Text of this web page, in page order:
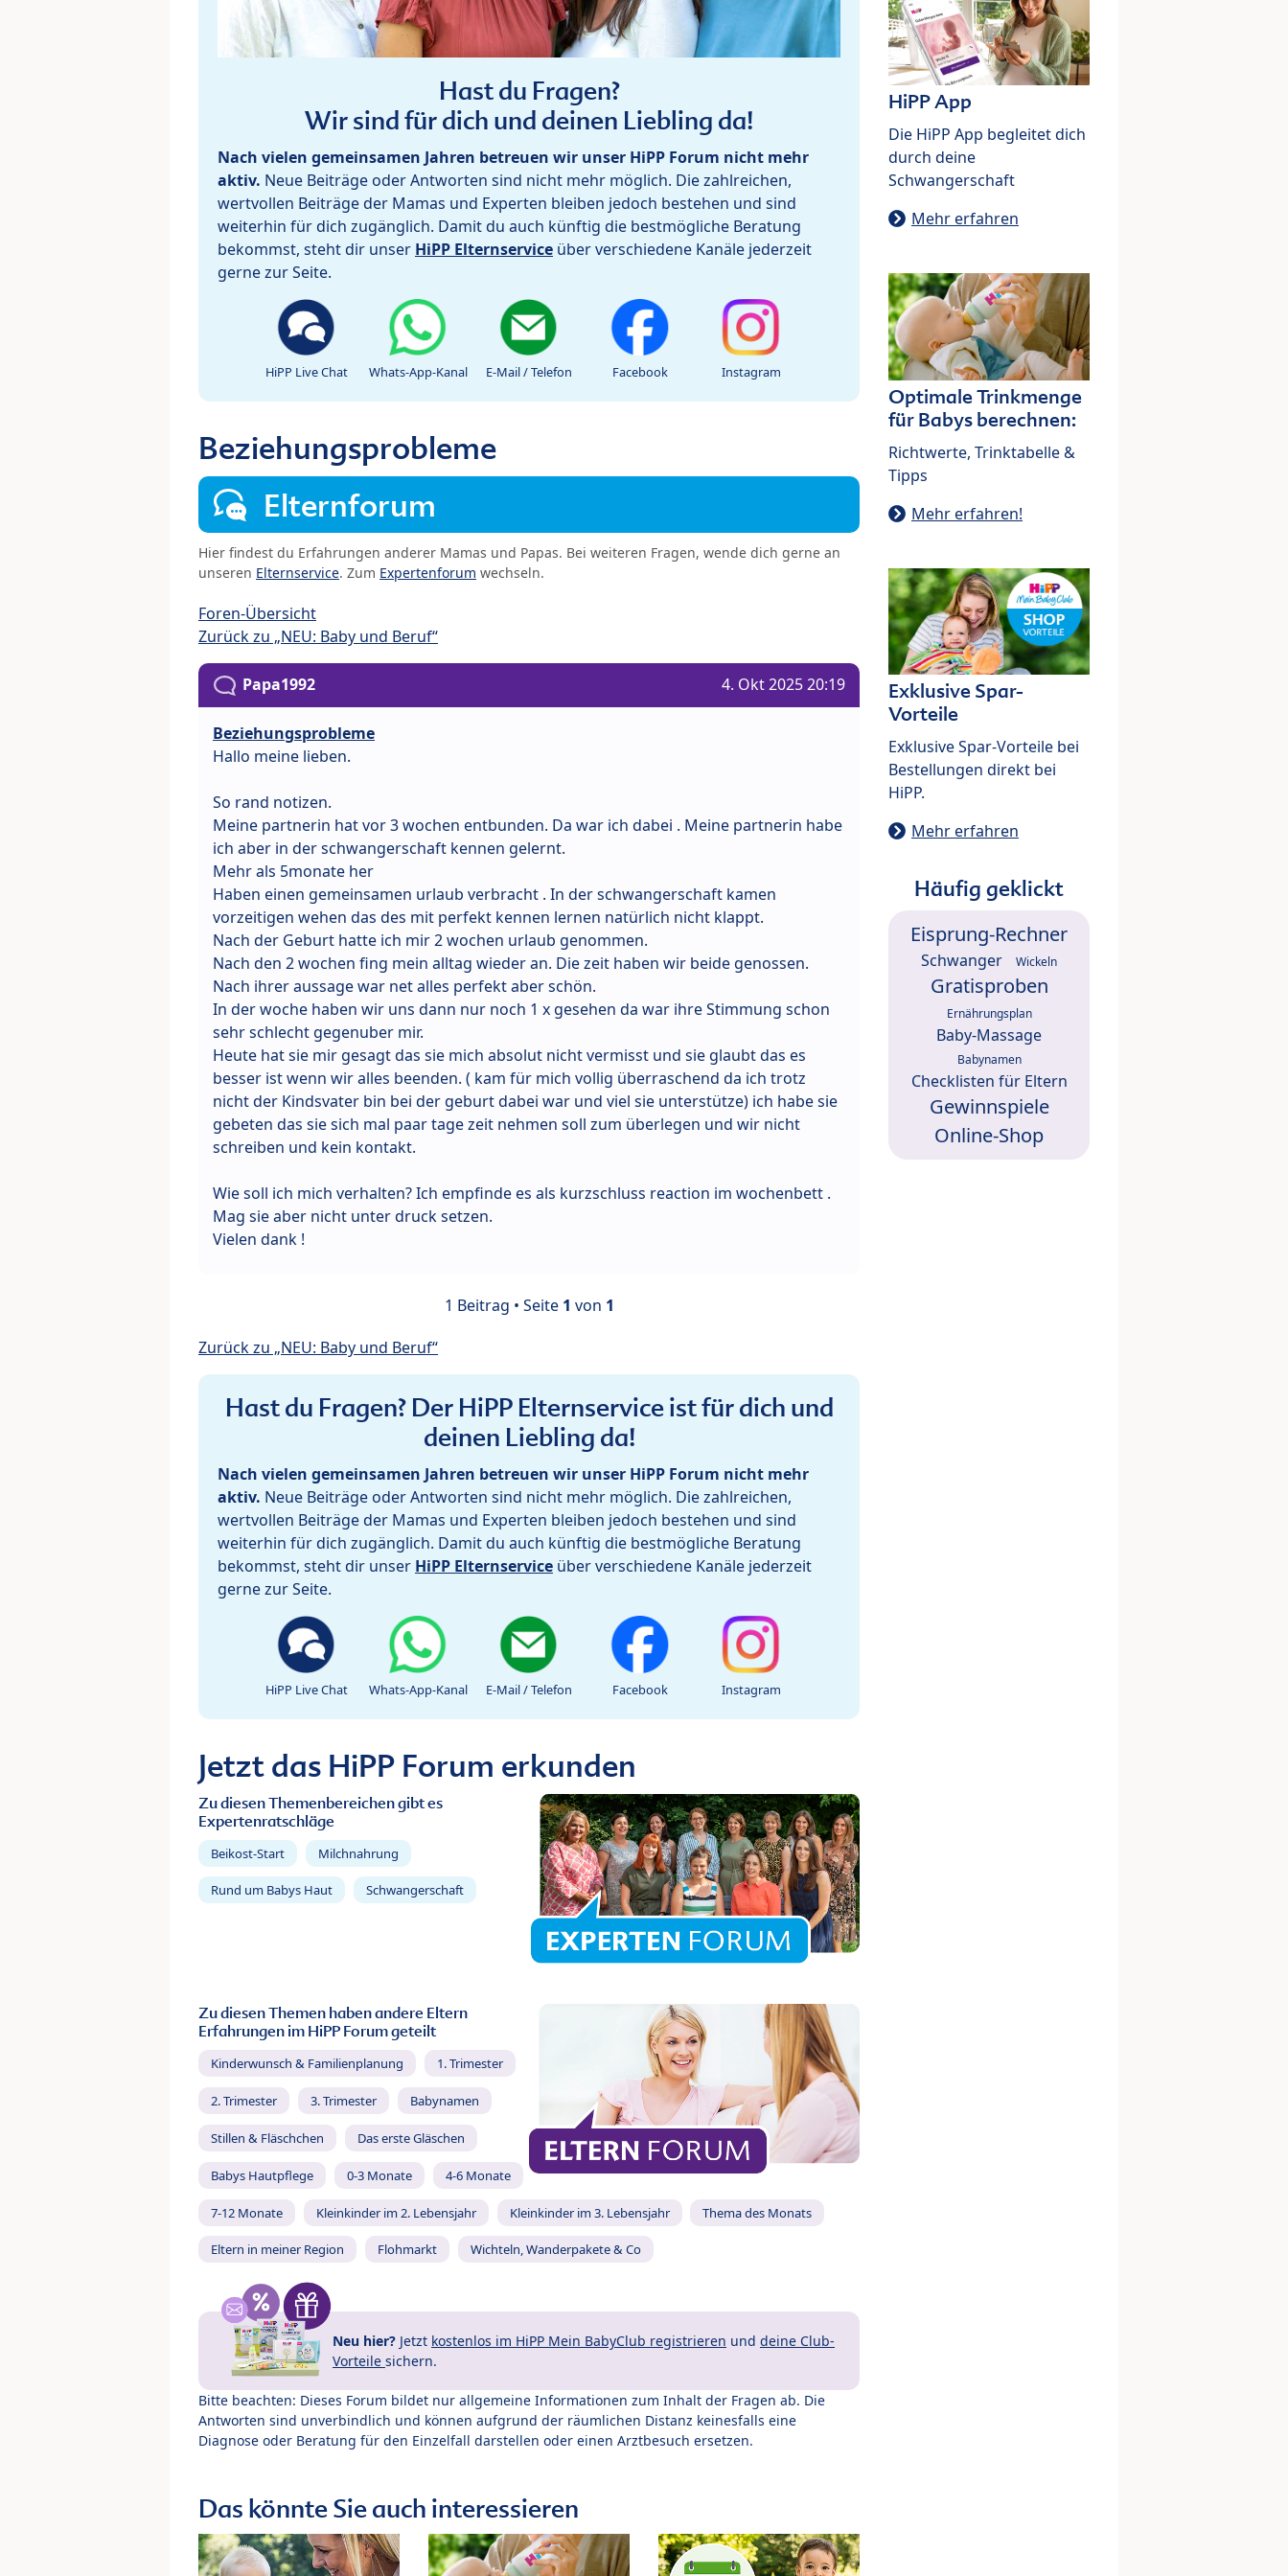
Hast du Fragen?
Wir sind für dich und deinen Liebling da!
Nach vielen gemeinsamen Jahren betreuen wir unser HiPP Forum nicht mehr
aktiv. Neue Beiträge oder Antworten sind nicht mehr möglich. Die zahlreichen,
wertvollen Beiträge der Mamas und Experten bleiben jedoch bestehen und sind
weiterhin für dich zugänglich. Damit du auch künftig die bestmögliche Beratung
bekommst, steht dir unser HiPP Elternservice über verschiedene Kanäle jederzeit
gerne zur Seite.
HiPP Live Chat Whats-App-Kanal E-Mail / Telefon Facebook Instagram
Beziehungsprobleme
Elternforum
Hier findest du Erfahrungen anderer Mamas und Papas. Bei weiteren Fragen, wende dich gerne an
unseren Elternservice. Zum Expertenforum wechseln.
Foren-Übersicht
Zurück zu „NEU: Baby und Beruf“
Papa1992 4. Okt 2025 20:19
Beziehungsprobleme
Hallo meine lieben.
So rand notizen.
Meine partnerin hat vor 3 wochen entbunden. Da war ich dabei . Meine partnerin habe
ich aber in der schwangerschaft kennen gelernt.
Mehr als 5monate her
Haben einen gemeinsamen urlaub verbracht . In der schwangerschaft kamen
vorzeitigen wehen das des mit perfekt kennen lernen natürlich nicht klappt.
Nach der Geburt hatte ich mir 2 wochen urlaub genommen.
Nach den 2 wochen fing mein alltag wieder an. Die zeit haben wir beide genossen.
Nach ihrer aussage war net alles perfekt aber schön.
In der woche haben wir uns dann nur noch 1 x gesehen da war ihre Stimmung schon
sehr schlecht gegenuber mir.
Heute hat sie mir gesagt das sie mich absolut nicht vermisst und sie glaubt das es
besser ist wenn wir alles beenden. ( kam für mich vollig überraschend da ich trotz
nicht der Kindsvater bin bei der geburt dabei war und viel sie unterstütze) ich habe sie
gebeten das sie sich mal paar tage zeit nehmen soll zum überlegen und wir nicht
schreiben und kein kontakt.
Wie soll ich mich verhalten? Ich empfinde es als kurzschluss reaction im wochenbett .
Mag sie aber nicht unter druck setzen.
Vielen dank !
1 Beitrag • Seite 1 von 1
Zurück zu „NEU: Baby und Beruf“
Hast du Fragen? Der HiPP Elternservice ist für dich und
deinen Liebling da!
Nach vielen gemeinsamen Jahren betreuen wir unser HiPP Forum nicht mehr
aktiv. Neue Beiträge oder Antworten sind nicht mehr möglich. Die zahlreichen,
wertvollen Beiträge der Mamas und Experten bleiben jedoch bestehen und sind
weiterhin für dich zugänglich. Damit du auch künftig die bestmögliche Beratung
bekommst, steht dir unser HiPP Elternservice über verschiedene Kanäle jederzeit
gerne zur Seite.
HiPP Live Chat Whats-App-Kanal E-Mail / Telefon Facebook Instagram
Jetzt das HiPP Forum erkunden
Zu diesen Themenbereichen gibt es
Expertenratschläge
Beikost-Start Milchnahrung
Rund um Babys Haut Schwangerschaft
Zu diesen Themen haben andere Eltern
Erfahrungen im HiPP Forum geteilt
Kinderwunsch & Familienplanung 1. Trimester
2. Trimester 3. Trimester Babynamen
Stillen & Fläschchen Das erste Gläschen
Babys Hautpflege 0-3 Monate 4-6 Monate
7-12 Monate Kleinkinder im 2. Lebensjahr Kleinkinder im 3. Lebensjahr Thema des Monats
Eltern in meiner Region Flohmarkt Wichteln, Wanderpakete & Co
Neu hier? Jetzt kostenlos im HiPP Mein BabyClub registrieren und deine Club-
Vorteile sichern.
Bitte beachten: Dieses Forum bildet nur allgemeine Informationen zum Inhalt der Fragen ab. Die
Antworten sind unverbindlich und können aufgrund der räumlichen Distanz keinesfalls eine
Diagnose oder Beratung für den Einzelfall darstellen oder einen Arztbesuch ersetzen.
Das könnte Sie auch interessieren
HiPP App
Die HiPP App begleitet dich
durch deine
Schwangerschaft
Mehr erfahren
Optimale Trinkmenge
für Babys berechnen:
Richtwerte, Trinktabelle &
Tipps
Mehr erfahren!
Exklusive Spar-
Vorteile
Exklusive Spar-Vorteile bei
Bestellungen direkt bei
HiPP.
Mehr erfahren
Häufig geklickt
Eisprung-Rechner
Schwanger Wickeln
Gratisproben
Ernährungsplan
Baby-Massage
Babynamen
Checklisten für Eltern
Gewinnspiele
Online-Shop